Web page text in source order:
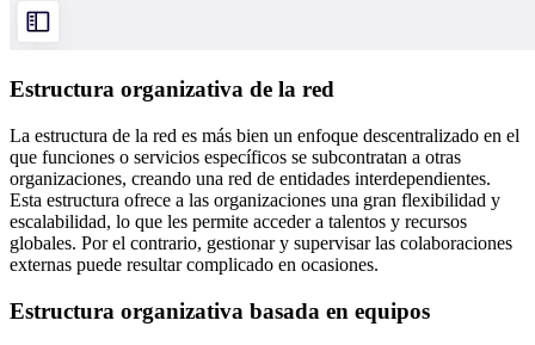
Estructura organizativa de la red
La estructura de la red es más bien un enfoque descentralizado en el
que funciones o servicios específicos se subcontratan a otras
organizaciones, creando una red de entidades interdependientes.
Esta estructura ofrece a las organizaciones una gran flexibilidad y
escalabilidad, lo que les permite acceder a talentos y recursos
globales. Por el contrario, gestionar y supervisar las colaboraciones
externas puede resultar complicado en ocasiones.
Estructura organizativa basada en equipos